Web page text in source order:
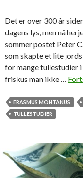
Det er over 300 år
dagens lys, men nå
sommer postet Peter
som skapte et lite
for mange tullestudier
friskus man ikke …
ERASMUS MONTANUS
TULLESTUDIER